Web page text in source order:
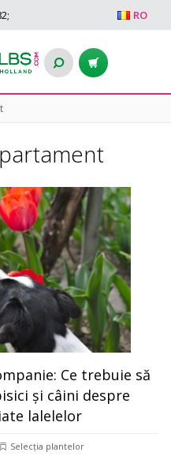
RO
;
Ce trebuie să
și câini despre
lalelelor
Selecția plantelor